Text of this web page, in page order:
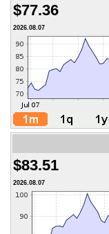
$77.36
2026.08.07
$83.51
2026.08.07